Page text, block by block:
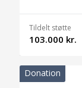
Tildelt støtte
103.000 kr.
Donation